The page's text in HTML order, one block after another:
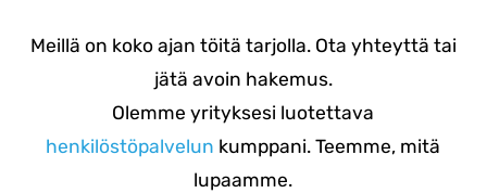
Meillä on koko ajan töitä tarjolla. Ota yhteyttä tai
jätä avoin hakemus.
Olemme yrityksesi luotettava
henkilöstöpalvelun kumppani. Teemme, mitä
lupaamme.